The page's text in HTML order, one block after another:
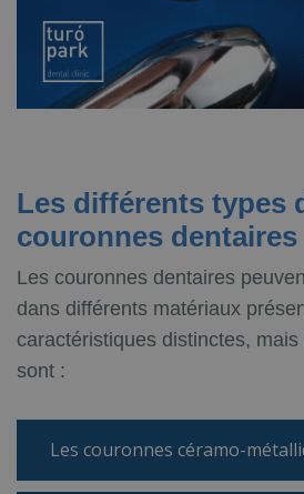
Les différents types
couronnes dentaires
Les couronnes dentaires
dans différents matériaux
caractéristiques distinctes,
sont :
Les couronnes céramo-